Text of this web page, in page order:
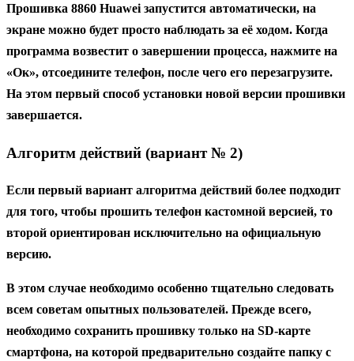
Прошивка 8860 Huawei запустится автоматически, на
экране можно будет просто наблюдать за её ходом. Когда
программа возвестит о завершении процесса, нажмите на
«Ок», отсоедините телефон, после чего его перезагрузите.
На этом первый способ установки новой версии прошивки
завершается.
Алгоритм действий (вариант № 2)
Если первый вариант алгоритма действий более подходит
для того, чтобы прошить телефон кастомной версией, то
второй ориентирован исключительно на официальную
версию.
В этом случае необходимо особенно тщательно следовать
всем советам опытных пользователей. Прежде всего,
необходимо сохранить прошивку только на SD-карте
смартфона, на которой предварительно создайте папку с